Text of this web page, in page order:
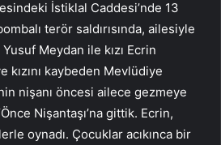
İstiklal Caddesi’nde 13
terör saldırısında, ailesiyle
Meydan ile kızı Ecrin
kızını kaybeden Mevlüdiye
nişanı öncesi ailece gezmeye
Nişantaşı’na gittik. Ecrin,
oynadı. Çocuklar acıkınca bir